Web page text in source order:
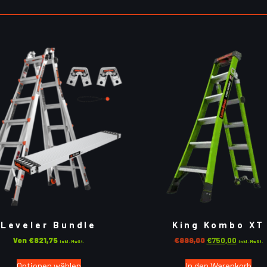
Leveler Bundle
Von €821,75 inkl. MwSt.
King Kombo XT
€999,00 €750,00 inkl. MwSt.